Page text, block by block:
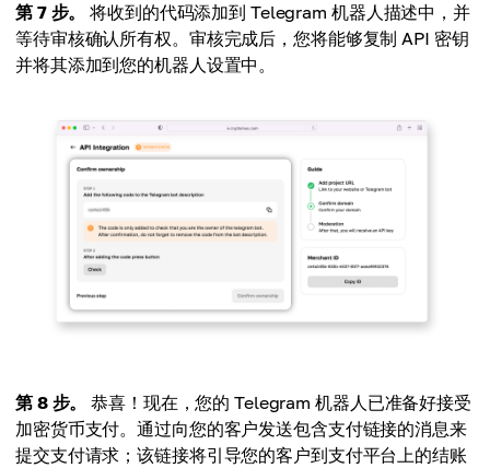
第 7 步。
将收到的代码添加到 Telegram 机器人描述中，并
等待审核确认所有权。审核完成后，您将能够复制 API 密钥
并将其添加到您的机器人设置中。
第 8 步。
恭喜！现在，您的 Telegram 机器人已准备好接受
加密货币支付。通过向您的客户发送包含支付链接的消息来
提交支付请求；该链接将引导您的客户到支付平台上的结账